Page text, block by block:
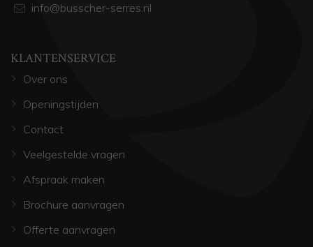
info@busscher-serres.nl
KLANTENSERVICE
Over ons
Openingstijden
Contact
Veelgestelde vragen
Afspraak maken
Brochure aanvragen
Offerte aanvragen